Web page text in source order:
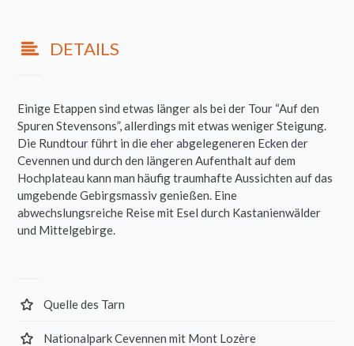
DETAILS
Einige Etappen sind etwas länger als bei der Tour “Auf den
Spuren Stevensons”, allerdings mit etwas weniger Steigung.
Die Rundtour führt in die eher abgelegeneren Ecken der
Cevennen und durch den längeren Aufenthalt auf dem
Hochplateau kann man häufig traumhafte Aussichten auf das
umgebende Gebirgsmassiv genießen. Eine
abwechslungsreiche Reise mit Esel durch Kastanienwälder
und Mittelgebirge.
Quelle des Tarn
Nationalpark Cevennen mit Mont Lozère